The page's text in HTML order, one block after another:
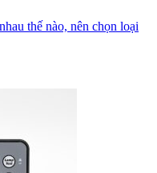
thế nào, nên chọn loại